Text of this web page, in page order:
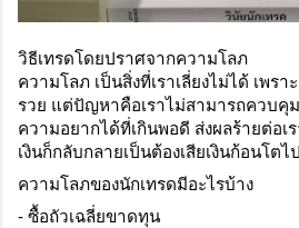
วิธีเทรดโดยปราศจากความโลภ
ความโลภ เป็นสิ่งที่เราเลี่ยงไม่ได้ เพรา
รวย แต่ปัญหาคือเราไม่สามารถควบคุ
ความอยากได้ที่เกินพอดี ส่งผลร้ายต่อเ
เงินก็กลับกลายเป็นต้องเสียเงินก้อนโตไป
ความโลภของนักเทรดมีอะไรบ้าง
- ซื้อถัวเฉลี่ยขาดทุน